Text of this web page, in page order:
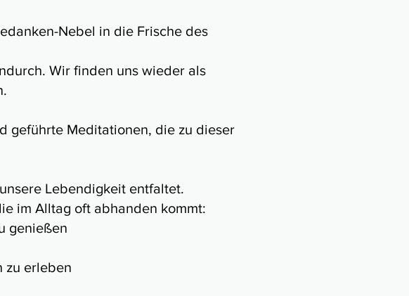
Nebel in die Frische des
Wir finden uns wieder als
geführte Meditationen, die zu dieser
Lebendigkeit entfaltet.
im Alltag oft abhanden kommt:
genießen
zu erleben